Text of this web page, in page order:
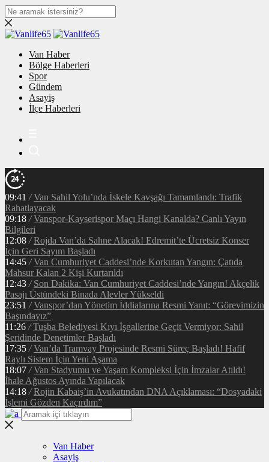
Van Haber
Bölge Haberleri
Spor
Gündem
Asayiş
İlçe Haberleri
09:41 / Van Sahil Yolu’nda İskele Kavşağı Tamamlandı: Trafik
Rahatlayacak
09:18 / Vanspor-Kayserispor Maçı Hangi Kanalda? Canlı Yayın
Bilgileri
12:08 / Rojda Van’da Sahne Alacak! Edremit’te Ücretsiz Konser
İçin Geri Sayım Başladı
14:45 / Van Cumhuriyet Caddesi’nde Korkutan Yangın: Çatıda
Mahsur Kalan 2 Kişi Kurtarıldı
12:43 / Son Dakika: Van Cumhuriyet Caddesi’nde Yangın! Akçelik
Pasajı Üstündeki Binada Alevler Yükseldi
23:51 / Vanspor’dan Yönetim İddialarına Resmi Yanıt: “Görevimizin
Başındayız”
11:26 / Tuşba Belediyesi Kıyı İşgallerine Geçit Vermiyor: Sahil
Şeridinde Denetimler Başladı
17:35 / Van’da Tramvay Projesinde Resmi Süreç Başladı! Hafif
Raylı Sistem İçin Yeni Aşama
18:07 / Van Stadyumu ve Yaşam Kompleksi İçin İmzalar Atıldı!
İhale Ağustos Ayında Yapılacak
14:18 / Rojin Kabaiş’in Avukatından DNA Açıklaması: “Dosyadaki
İşlemi Gözden Kaçırdım”
Van Haber
Asayiş